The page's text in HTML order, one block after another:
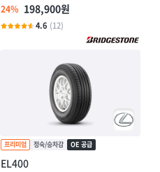
24% 198,900원
4.6 (12)
EL400